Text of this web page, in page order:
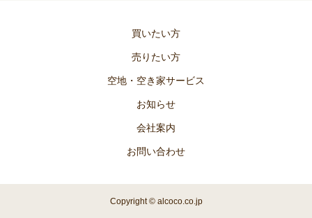
買いたい方
売りたい方
空地・空き家サービス
お知らせ
会社案内
お問い合わせ
Copyright © alcoco.co.jp